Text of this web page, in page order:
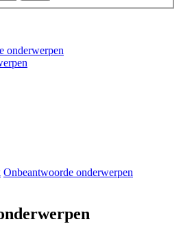
onderwerpen
Onbeantwoorde onderwerpen